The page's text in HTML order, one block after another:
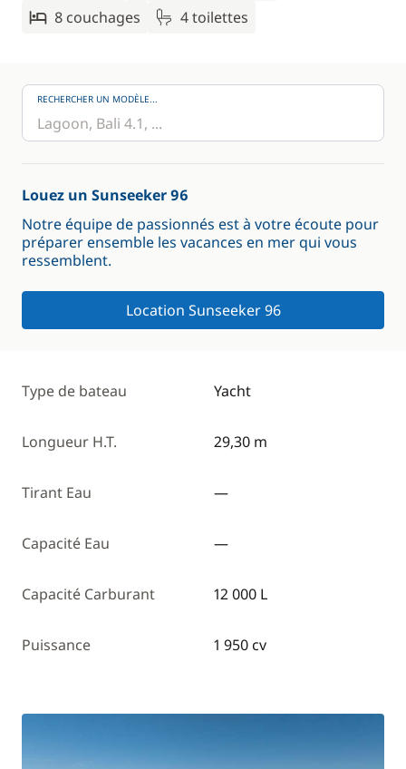
8 couchages
4 toilettes
RECHERCHER UN MODÈLE...
Louez un Sunseeker 96
Notre équipe de passionnés est à votre écoute pour
préparer ensemble les vacances en mer qui vous
ressemblent.
Location Sunseeker 96
Type de bateau Yacht
Longueur H.T. 29,30 m
Tirant Eau —
Capacité Eau —
Capacité Carburant 12 000 L
Puissance 1 950 cv